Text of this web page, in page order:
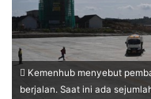
Kemenhub menyebut
berjalan. Saat ini ada